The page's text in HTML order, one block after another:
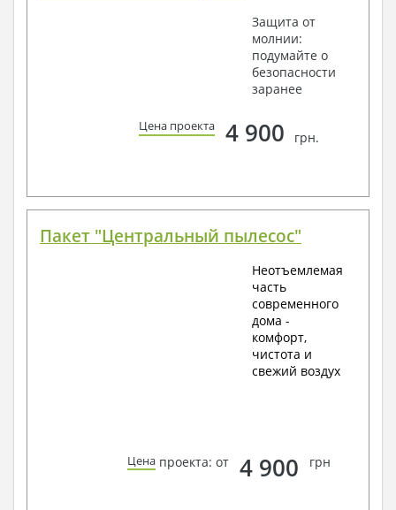
Защита от
молнии:
подумайте о
безопасности
заранее
Цена проекта 4 900 грн.
Пакет "Центральный пылесос"
Неотъемлемая
часть
современного
дома -
комфорт,
чистота и
свежий воздух
Цена проекта: от 4 900 грн